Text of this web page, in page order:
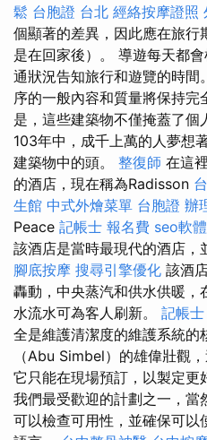
鬆 台胞證 台北 經絡按摩證照
個顯著的差異，因此應在旅行
是在回家後）。 導遊每天都
通狀況告知旅行和遊覽的時間
序的一般內容和質量將保持完
是，這些建築物不僅掩蓋了
103年中，成千上萬的人夢想
建築物中的頭。 整復師 在這
的酒店，現在稱為Radisson
生館 中式外燴菜單 台胞證 辦
Peace 記帳士 報名費 seo軟體
該酒店是當時最現代的酒店，
腳底按摩 搜尋引擎優化 該酒
轟動，中央蒸汽和供水供暖
水流水可為客人刷新。 記帳
全是維護清潔度的維護系統的
（Abu Simbel）的雄偉壯觀
它只能在現場預訂，以製定更
我們最受歡迎的計劃之一，當
可以檢查可用性，並確保可以